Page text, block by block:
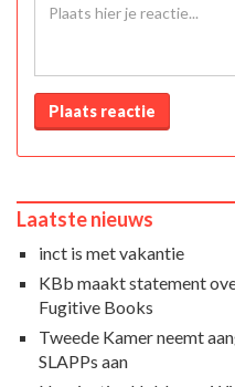
Plaats reactie
Laatste nieuws
inct is met vakantie
KBb maakt statement
Fugitive Books
Tweede Kamer neemt
SLAPPs aan